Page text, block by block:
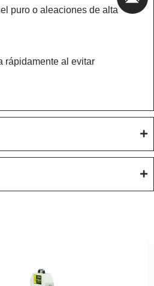
puro o aleaciones de alta
rápidamente al evitar